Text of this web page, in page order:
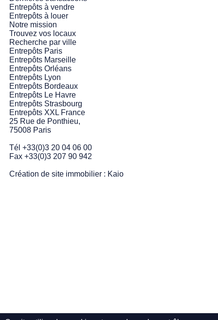
Entrepôts à vendre
Entrepôts à louer
Notre mission
Trouvez vos locaux
Recherche par ville
Entrepôts Paris
Entrepôts Marseille
Entrepôts Orléans
Entrepôts Lyon
Entrepôts Bordeaux
Entrepôts Le Havre
Entrepôts Strasbourg
Entrepôts XXL France
25 Rue de Ponthieu,
75008 Paris
Tél +33(0)3 20 04 06 00
Fax +33(0)3 207 90 942
Création de site immobilier : Kaio